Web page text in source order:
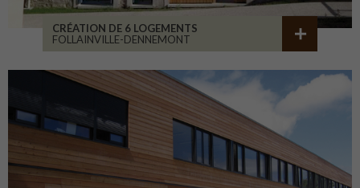
CRÉATION DE 6 LOGEMENTS
FOLLAINVILLE-DENNEMONT